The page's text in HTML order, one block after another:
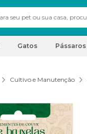
Gatos Pássaros
Cultivo e Manutenção